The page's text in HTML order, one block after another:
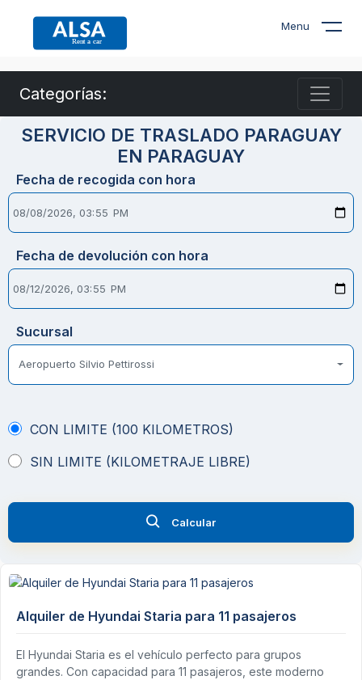
Menu
Categorías:
SERVICIO DE TRASLADO PARAGUAY
EN PARAGUAY
Fecha de recogida con hora
Fecha de devolución con hora
Sucursal
Aeropuerto Silvio Pettirossi
CON LIMITE (100 KILOMETROS)
SIN LIMITE (KILOMETRAJE LIBRE)
Calcular
Alquiler de Hyundai Staria para 11 pasajeros
El Hyundai Staria es el vehículo perfecto para grupos
grandes. Con capacidad para 11 pasajeros, este moderno